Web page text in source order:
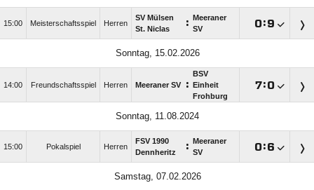
15:00 Meisterschaftsspiel Herren
SV Mülsen
St. Niclas
:
Meeraner
SV
:
Sonntag, 15.02.2026
14:00 Freundschaftsspiel Herren Meeraner SV :
BSV
Einheit
Frohburg
:
Sonntag, 11.08.2024
15:00 Pokalspiel Herren
FSV 1990
Dennheritz
:
Meeraner
SV
:
Samstag, 07.02.2026